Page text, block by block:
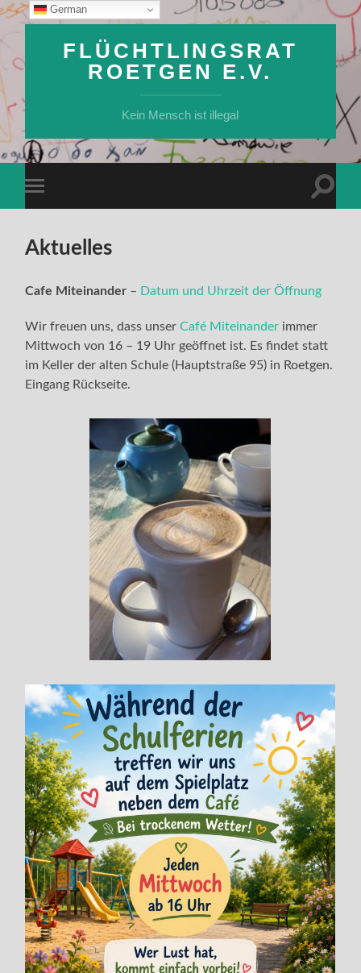
FLÜCHTLINGSRAT
ROETGEN E.V.
Kein Mensch ist illegal
Menü
Aktuelles
Cafe Miteinander – Datum und Uhrzeit der Öffnung
Wir freuen uns, dass unserCafé Miteinander immer
Mittwoch von 16 – 19 Uhr geöffnet ist. Es findet statt
im Keller der alten Schule (Hauptstraße 95) in Roetgen.
Eingang Rückseite.
German